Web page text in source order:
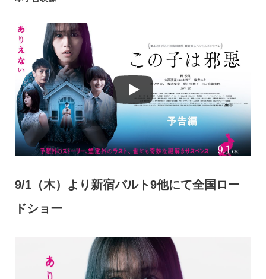
9/1（木）より新宿バルト9他にて全国ロー
ドショー